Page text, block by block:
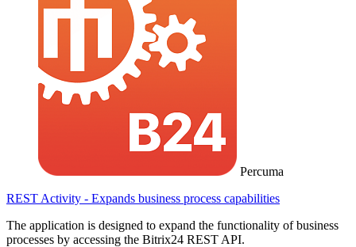
Percuma
REST Activity - Expands business process capabilities
The application is designed to expand the functionality of business
processes by accessing the Bitrix24 REST API.